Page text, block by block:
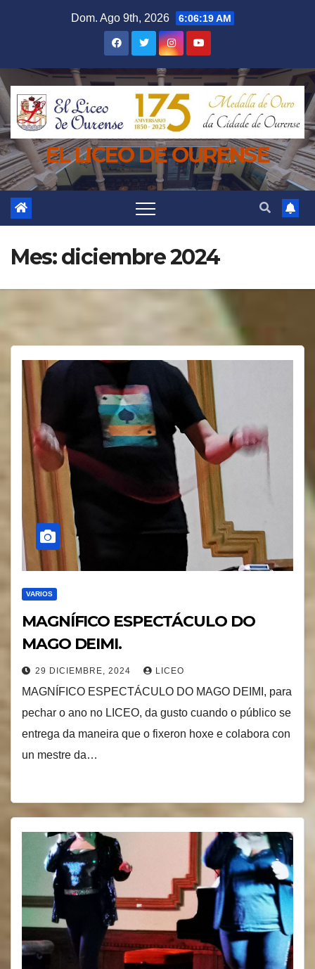
Dom. Ago 9th, 2026 6:06:21 AM
EL LICEO DE OURENSE
Mes:diciembre 2024
VARIOS
MAGNÍFICO ESPECTÁCULO DO
MAGO DEIMI.
29 DICIEMBRE, 2024 LICEO
MAGNÍFICO ESPECTÁCULO DO MAGO DEIMI, para
pechar o ano no LICEO, da gusto cuando o público se
entrega da maneira que o fixeron hoxe e colabora con
un mestre da…